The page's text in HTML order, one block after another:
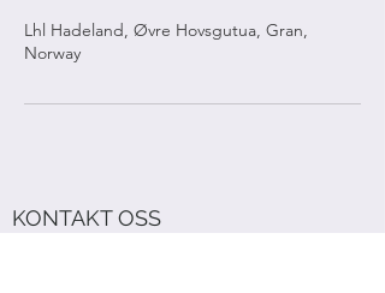
Lhl Hadeland, Øvre Hovsgutua, Gran,
Norway
KONTAKT OSS